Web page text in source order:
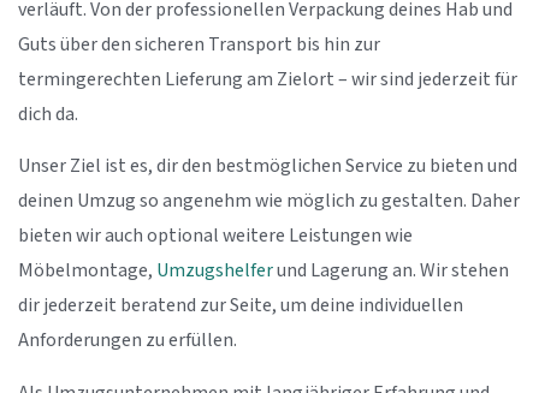
verläuft. Von der professionellen Verpackung deines Hab und
Guts über den sicheren Transport bis hin zur
termingerechten Lieferung am Zielort – wir sind jederzeit für
dich da.
Unser Ziel ist es, dir den bestmöglichen Service zu bieten und
deinen Umzug so angenehm wie möglich zu gestalten. Daher
bieten wir auch optional weitere Leistungen wie
Möbelmontage, Umzugshelferund Lagerung an. Wir stehen
dir jederzeit beratend zur Seite, um deine individuellen
Anforderungen zu erfüllen.